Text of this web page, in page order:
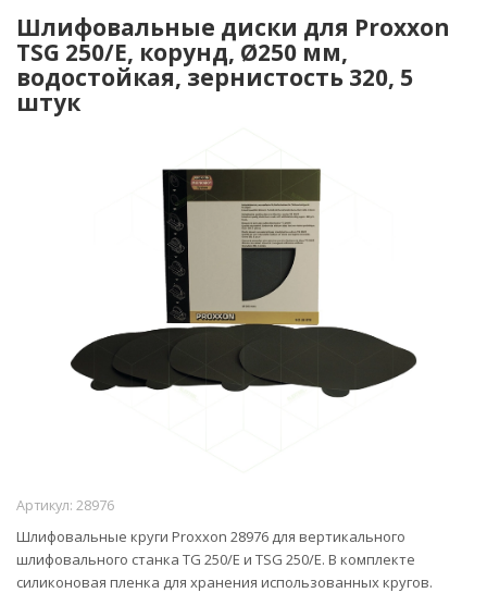
Шлифовальные диски для Proxxon
TSG 250/E, корунд, Ø250 мм,
водостойкая, зернистость 320, 5
штук
Артикул: 28976
Шлифовальные круги Proxxon 28976 для вертикального
шлифовального станка TG 250/E и TSG 250/E. В комплекте
силиконовая пленка для хранения использованных кругов.